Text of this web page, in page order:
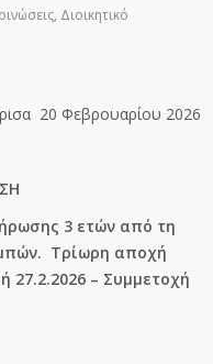
, Διοικητικό
20 Φεβρουαρίου 2026
3 ετών από τη
Τρίωρη αποχή
27.2.2026 – Συμμετοχή